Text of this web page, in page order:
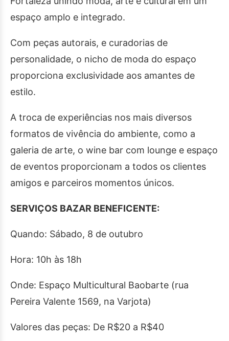
espaço amplo e integrado.
Com peças autorais, e curadorias de
personalidade, o nicho de moda do espaço
proporciona exclusividade aos amantes de
estilo.
A troca de experiências nos mais diversos
formatos de vivência do ambiente, como a
galeria de arte, o wine bar com lounge e espaço
de eventos proporcionam a todos os clientes
amigos e parceiros momentos únicos.
SERVIÇOS BAZAR BENEFICENTE:
Quando: Sábado, 8 de outubro
Hora: 10h às 18h
Onde: Espaço Multicultural Baobarte (rua
Pereira Valente 1569, na Varjota)
Valores das peças: De R$20 a R$40